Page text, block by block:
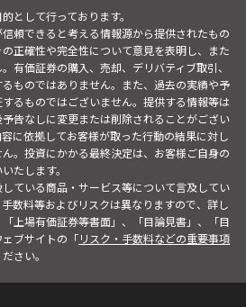
として行っております。
頼できると考える情報源から提供されたもの
正確性や完全性について意見を表明し、また
有価証券の購入、売却、デリバティブ取引、
ものではありません。また、過去の実績や予
るものではございません。提供する情報等は
告なしに変更または削除されることがござい
に依拠してお客様が取った行動の結果に対し
。投資にかかる最終決定は、お客様ご自身の
たします。
ている商品・サービス等について言及してい
数料等およびリスクは異なりますので、詳し
上場有価証券等書面」、「目論見書」、「目
ブサイトの「リスク・手数料などの重要事項
さい。